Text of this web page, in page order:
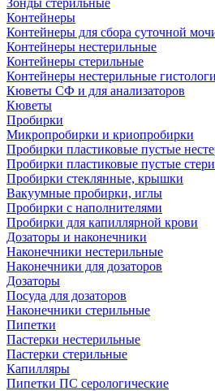
Зонды стерильные
Контейнеры
Контейнеры для сбора суточной
Контейнеры нестерильные
Контейнеры стерильные
Контейнеры нестерильные
Кюветы СФ и для анализаторов
Кюветы
Пробирки
Микропробирки и криопробирки
Пробирки пластиковые пустые
Пробирки пластиковые пустые
Пробирки стеклянные, крышки
Вакуумные пробирки, иглы
Пробирки с наполнителями
Пробирки для капиллярной крови
Дозаторы и наконечники
Наконечники нестерильные
Наконечники для дозаторов
Дозаторы
Посуда для дозаторов
Наконечники стерильные
Пипетки
Пастерки нестерильные
Пастерки стерильные
Капилляры
Пипетки ПС серологические